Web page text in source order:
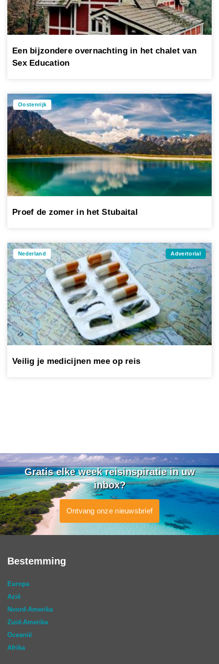
Een bijzondere overnachting in het chalet van
Sex Education
Oostenrijk
Proef de zomer in het Stubaital
Nederland Advertorial
Veilig je medicijnen mee op reis
Gratis elke week reisinspiratie in uw
inbox?
Ontvang onze nieuwsbrief
Bestemming
Europa
Azië
Noord-Amerika
Zuid-Amerika
Oceanië
Afrika